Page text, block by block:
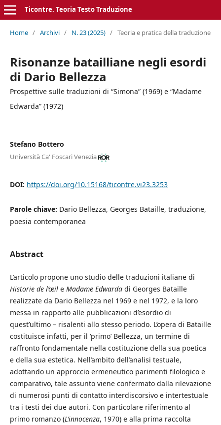
Ticontre. Teoria Testo Traduzione
Home / Archivi / N. 23 (2025) / Teoria e pratica della traduzione
Risonanze batailliane negli esordi
di Dario Bellezza
Prospettive sulle traduzioni di “Simona” (1969) e “Madame
Edwarda” (1972)
Stefano Bottero
Università Ca' Foscari Venezia
DOI: https://doi.org/10.15168/ticontre.vi23.3253
Parole chiave: Dario Bellezza, Georges Bataille, traduzione,
poesia contemporanea
Abstract
L’articolo propone uno studio delle traduzioni italiane di
Historie de l’œil e Madame Edwardadi Georges Bataille
realizzate da Dario Bellezza nel 1969 e nel 1972, e la loro
messa in rapporto alle pubblicazioni d’esordio di
quest’ultimo – risalenti allo stesso periodo. L’opera di Bataille
costituisce infatti, per il ‘primo’ Bellezza, un termine di
raffronto fondamentale nella costituzione della sua poetica
e della sua estetica. Nell’ambito dell’analisi testuale,
adottando un approccio ermeneutico parimenti filologico e
comparativo, tale assunto viene confermato dalla rilevazione
di numerosi punti di contatto interdiscorsivo e intertestuale
tra i testi dei due autori. Con particolare riferimento al
primo romanzo (L’innocenza, 1970) e alla prima raccolta